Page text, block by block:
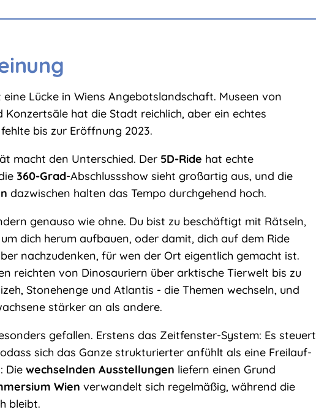
eine Lücke in Wiens Angebotslandschaft. Museen von
Konzertsäle hat die Stadt reichlich, aber ein echtes
fehlte bis zur Eröffnung 2023.
macht den Unterschied. Der 5D-Ride hat echte
360-Grad-Abschlussshow sieht großartig aus, und die
dazwischen halten das Tempo durchgehend hoch.
genauso wie ohne. Du bist zu beschäftigt mit Rätseln,
dich herum aufbauen, oder damit, dich auf dem Ride
nachzudenken, für wen der Ort eigentlich gemacht ist.
reichten von Dinosauriern über arktische Tierwelt bis zu
Stonehenge und Atlantis - die Themen wechseln, und
stärker an als andere.
gefallen. Erstens das Zeitfenster-System: Es steuert
sich das Ganze strukturierter anfühlt als eine Freilauf-
Diewechselnden Ausstellungen liefern einen Grund
Wien verwandelt sich regelmäßig, während die
bleibt.